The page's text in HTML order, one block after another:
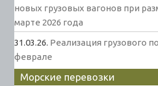
новых грузовых вагонов при
марте 2026 года
31.03.26. Реализация грузового
феврале
Морские перевозки